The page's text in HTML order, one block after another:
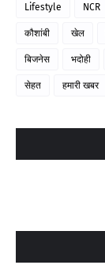
Lifestyle NCR
कौशांबी खेल
बिजनेस भदोही
सेहत हमारी खबर